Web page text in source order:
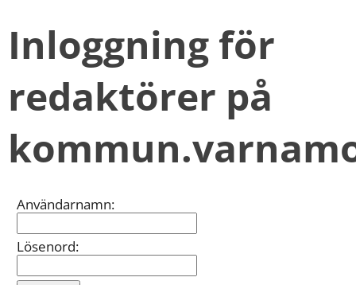
Inloggning för
redaktörer på
Inloggning
Användarnamn:
Lösenord:
(obligatorisk)
kan
informationen
bättre
dig?
Webbadress